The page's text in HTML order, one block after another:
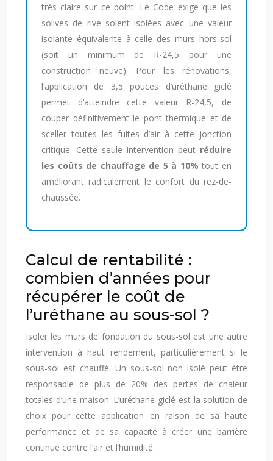
très claire sur ce point. Le Code exige que les
solives de rive soient isolées avec une valeur
isolante équivalente à celle des murs hors-sol
(soit un minimum de R-24,5 pour une
construction neuve). Pour les rénovations,
l’application de 3,5 pouces d’uréthane giclé
permet d’atteindre cette valeur R-24,5, de
couper définitivement le pont thermique et de
sceller toutes les fuites d’air à cette jonction
critique. Cette seule intervention peut réduire
les coûts de chauffage de 5 à 10% tout en
améliorant radicalement le confort du rez-de-
chaussée.
Calcul de rentabilité :
combien d’années pour
récupérer le coût de
l’uréthane au sous-sol ?
Isoler les murs de fondation du sous-sol est une autre
intervention à haut rendement, particulièrement si le
sous-sol est chauffé. Un sous-sol non isolé peut être
responsable de plus de 20% des pertes de chaleur
totales d’une maison. L’uréthane giclé est la solution de
choix pour cette application en raison de sa haute
performance et de sa capacité à créer une barrière
continue contre l’air et l’humidité.